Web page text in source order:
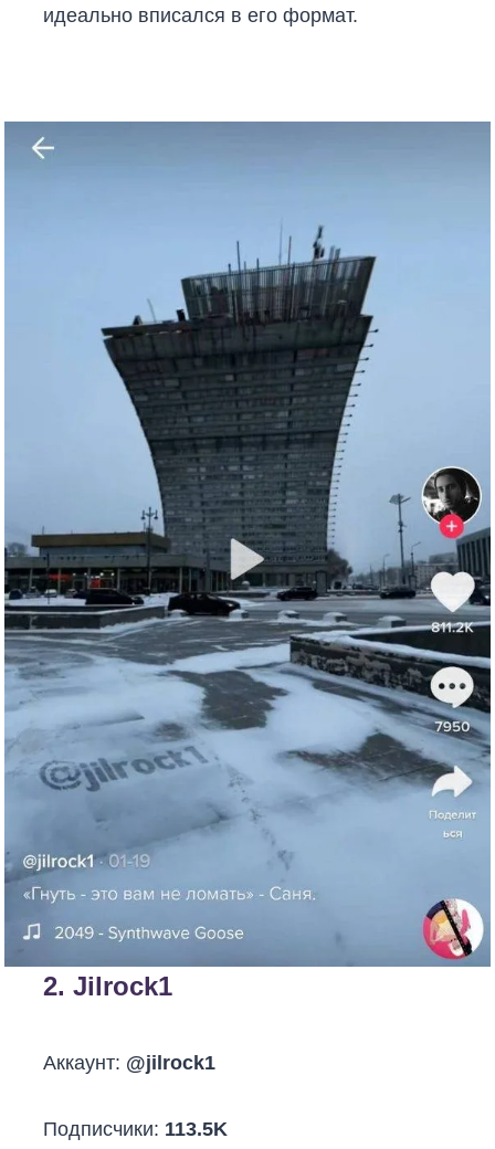
идеально вписался в его формат.
2.Jilrock1
Аккаунт: @jilrock1
Подписчики: 113.5K